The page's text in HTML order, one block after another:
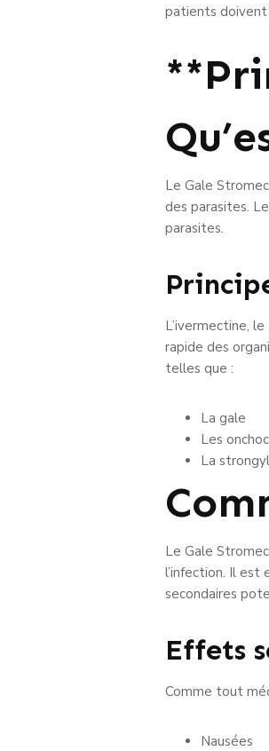
patients doivent
Le Gale
des parasites.
parasites.
L’ivermectine, le
rapide des
telles que :
La gale
Les
La
Le Gale
l’infection. Il est
secondaires
Effets
Comme tout
Nausées